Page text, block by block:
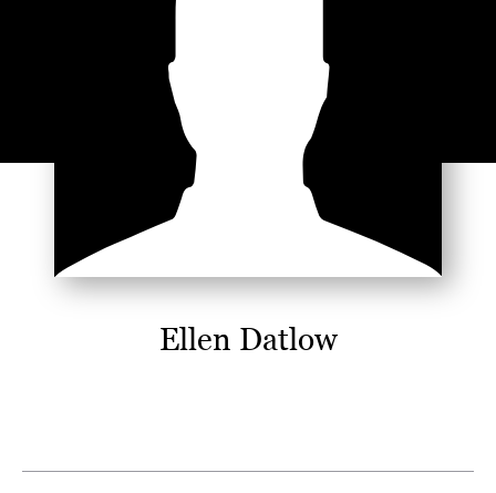
Ellen Datlow